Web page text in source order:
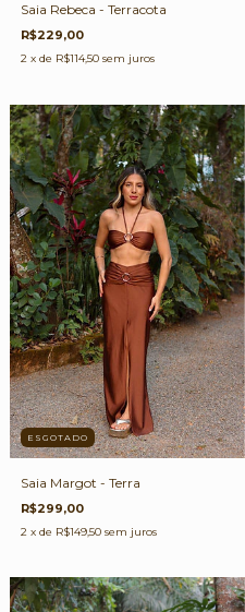
Saia Rebeca - Terracota
R$229,00
2 x de R$114,50 sem juros
ESGOTADO
Saia Margot - Terra
R$299,00
2 x de R$149,50 sem juros